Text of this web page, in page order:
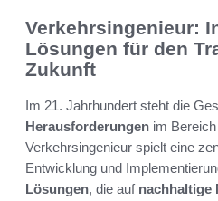
Verkehrsingenieur:
Lösungen für den
Zukunft
Im 21. Jahrhundert steht die
Herausforderungen im
Verkehrsingenieur spielt eine
Entwicklung und
Lösungen, die auf nachhaltige